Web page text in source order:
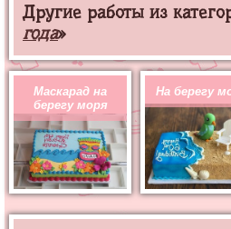
Другие работы из
года»
Маскарад на
берегу моря
На берегу